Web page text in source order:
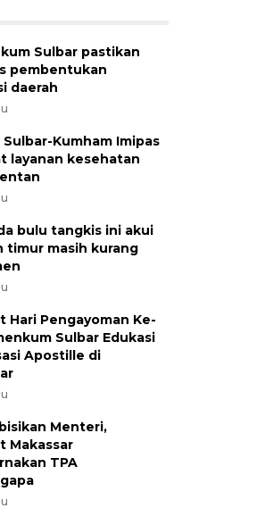
Sulbar pastikan
pembentukan
daerah
Kumham Imipas
layanan kesehatan
bulu tangkis ini akui
timur masih kurang
Hari Pengayoman Ke-
Sulbar Edukasi
Apostille di
Menteri,
Makassar
TPA